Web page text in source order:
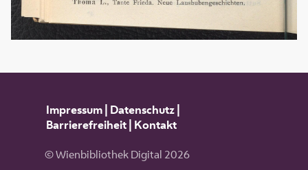
Impressum| Datenschutz|
Barrierefreiheit| Kontakt
© Wienbibliothek Digital 2026